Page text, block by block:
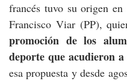
francés tuvo su origen
Francisco Viar (PP),
promoción de los
deporte que acudieron
esa propuesta y desde